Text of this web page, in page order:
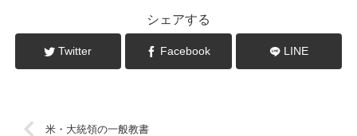
シェアする
Twitter Facebook LINE
米・大統領の一般教書